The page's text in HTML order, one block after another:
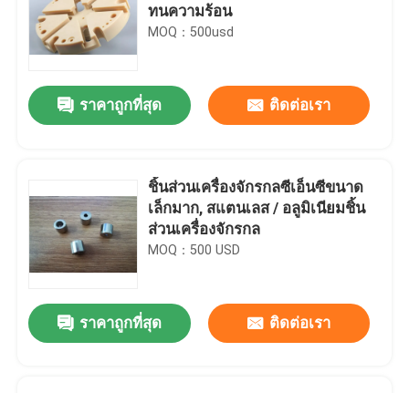
ทนความร้อน
MOQ：500usd
ราคาถูกที่สุด ติดต่อเรา
ชิ้นส่วนเครื่องจักรกลซีเอ็นซีขนาด
เล็กมาก, สแตนเลส / อลูมิเนียมชิ้น
ส่วนเครื่องจักรกล
MOQ：500 USD
ราคาถูกที่สุด ติดต่อเรา